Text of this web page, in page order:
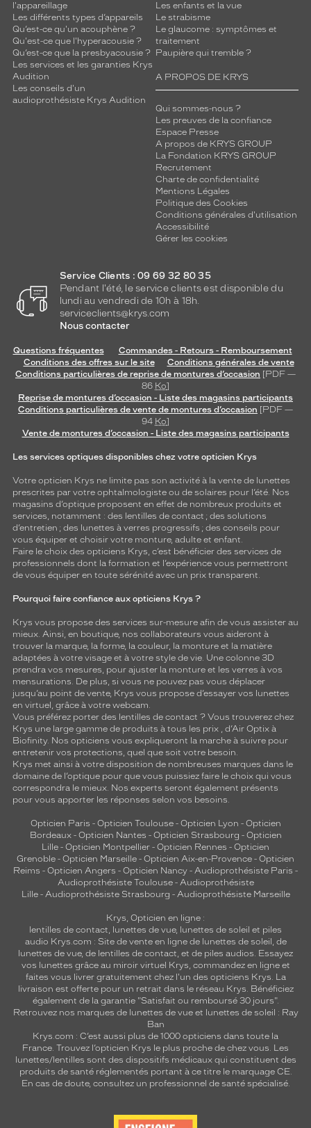
l'appareillage
Les différents types d’appareils
Qu’est-ce qu'un acouphène ?
Qu'est-ce que l'hyperacousie ?
Qu’est-ce que la presbyacousie ?
Les services et les garanties Krys
Audition
Les conseils d'un
audioprothésiste Krys Audition
Les enfants et la vue
Le strabisme
Le glaucome : symptômes et
traitement
Paupière qui tremble ?
A PROPOS DE KRYS
Qui sommes-nous ?
Les preuves de la confiance
Espace Presse
A propos de KRYS GROUP
La Fondation KRYS GROUP
Recrutement
Charte de confidentialité
Mentions Légales
Politique des Cookies
Conditions générales d'utilisation
Accessibilité
Gérer les cookies
Service Clients : 09 69 32 80 35
Pendant l'été, le service clients est disponible du
lundi au vendredi de 10h à 18h.
serviceclients@krys.com
Nous contacter
Questions fréquentes
Commandes - Retours - Remboursement
Conditions des offres sur le site
Conditions générales de vente
Conditions particulières de reprise de montures d’occasion [PDF —
86 Ko]
Reprise de montures d’occasion - Liste des magasins participants
Conditions particulières de vente de montures d’occasion [PDF —
94 Ko]
Vente de montures d’occasion - Liste des magasins participants
Les services optiques disponibles chez votre opticien Krys
Votre opticien Krys ne limite pas son activité à la vente de lunettes
prescrites par votre ophtalmologiste ou de solaires pour l’été. Nos
magasins d’optique proposent en effet de nombreux produits et
services, notamment : des lentilles de contact ; des solutions
d’entretien ; des lunettes à verres progressifs ; des conseils pour
vous équiper et choisir votre monture, adulte et enfant.
Faire le choix des opticiens Krys, c’est bénéficier des services de
professionnels dont la formation et l’expérience vous permettront
de vous équiper en toute sérénité avec un prix transparent.
Pourquoi faire confiance aux opticiens Krys ?
Krys vous propose des services sur-mesure afin de vous assister au
mieux. Ainsi, en boutique, nos collaborateurs vous aideront à
trouver la marque, la forme, la couleur, la monture et la matière
adaptées à votre visage et à votre style de vie. Une colonne 3D
prendra vos mesures, pour ajuster la monture et les verres à vos
mensurations. De plus, si vous ne pouvez pas vous déplacer
jusqu’au point de vente, Krys vous propose d’essayer vos lunettes
en virtuel, grâce à votre webcam.
Vous préférez porter des lentilles de contact ? Vous trouverez chez
Krys une large gamme de produits à tous les prix , d’Air Optix à
Biofinity. Nos opticiens vous expliqueront la marche à suivre pour
entretenir vos protections, quel que soit votre besoin.
Krys met ainsi à votre disposition de nombreuses marques dans le
domaine de l’optique pour que vous puissiez faire le choix qui vous
correspondra le mieux. Nos experts seront également présents
pour vous apporter les réponses selon vos besoins.
Opticien Paris - Opticien Toulouse- Opticien Lyon - Opticien
Bordeaux- Opticien Nantes - Opticien Strasbourg - Opticien
Lille - Opticien Montpellier - Opticien Rennes - Opticien
Grenoble - Opticien Marseille - Opticien Aix-en-Provence - Opticien
Reims - Opticien Angers - Opticien Nancy - Audioprothésiste Paris -
Audioprothésiste Toulouse- Audioprothésiste
Lille- Audioprothésiste Strasbourg - Audioprothésiste Marseille
Krys, Opticien en ligne :
lentilles de contact, lunettes de vue, lunettes de soleil et piles
audio Krys.com : Site de vente en ligne de lunettes de soleil, de
lunettes de vue, de lentilles de contact, et de piles audios. Essayez
vos lunettes grâce au miroir virtuel Krys, commandez en ligne et
faites vous livrer gratuitement chez l'un des opticiens Krys. La
livraison est offerte pour un retrait dans le réseau Krys. Bénéficiez
également de la garantie "Satisfait ou remboursé 30 jours".
Retrouvez nos marques de lunettes de vue et lunettes de soleil : Ray
Ban
Krys.com : C’est aussi plus de 1000 opticiens dans toute la
France. Trouvez l’opticien Krys le plus proche de chez vous. Les
lunettes/lentilles sont des dispositifs médicaux qui constituent des
produits de santé réglementés portant à ce titre le marquage CE.
En cas de doute, consultez un professionnel de santé spécialisé.